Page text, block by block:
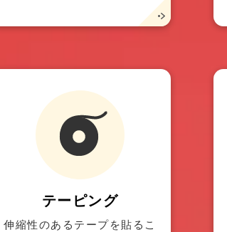
テーピング
伸縮性のあるテープを貼るこ